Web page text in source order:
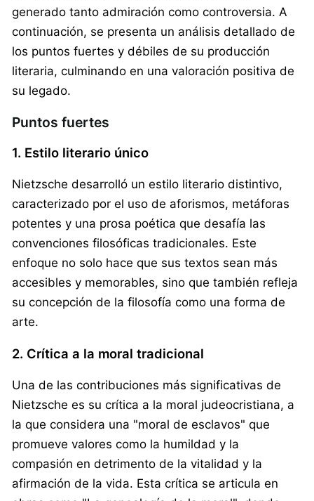
generado tanto admiración como controversia. A
continuación, se presenta un análisis detallado de
los puntos fuertes y débiles de su producción
literaria, culminando en una valoración positiva de
su legado.
Puntos fuertes
1. Estilo literario único
Nietzsche desarrolló un estilo literario distintivo,
caracterizado por el uso de aforismos, metáforas
potentes y una prosa poética que desafía las
convenciones filosóficas tradicionales. Este
enfoque no solo hace que sus textos sean más
accesibles y memorables, sino que también refleja
su concepción de la filosofía como una forma de
arte.
2. Crítica a la moral tradicional
Una de las contribuciones más significativas de
Nietzsche es su crítica a la moral judeocristiana, a
la que considera una "moral de esclavos" que
promueve valores como la humildad y la
compasión en detrimento de la vitalidad y la
afirmación de la vida. Esta crítica se articula en